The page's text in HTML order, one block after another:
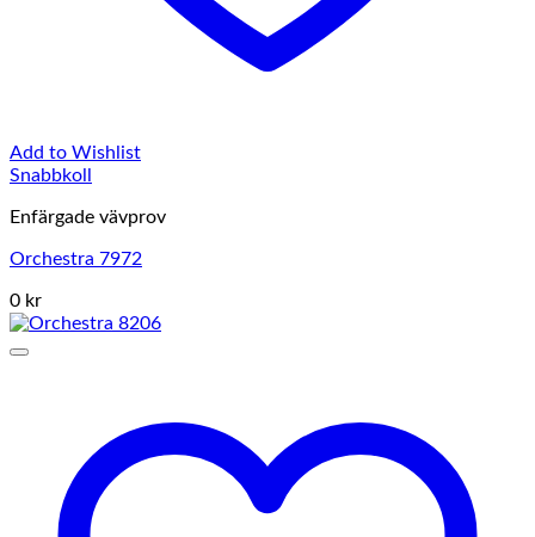
Add to Wishlist
Snabbkoll
Enfärgade vävprov
Orchestra 7972
0 kr